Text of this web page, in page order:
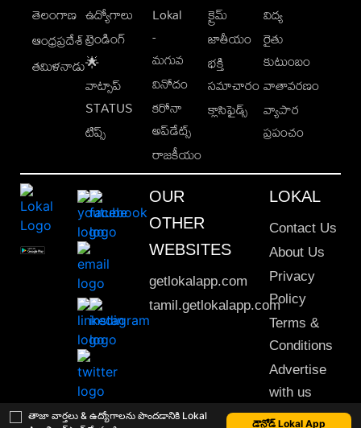
తాజా వార్తలు & ఉద్యోగాలను పొందడానికి Lokal
డౌన్లోడ్ Lokal App
తెలంగాణ
ఆంధ్రప్రదేశ్
తమిళనాడు
ఉద్యోగాలు
ట్రెండింగ్
🌟
వాట్సాప్
STATUS
టిప్స్
Lokal
-
మగువ
వినోదం
కరోనా
అప్‌డేట్స్
రాజకీయం
క్రైమ్
జాతీయం
భక్తి
సమాచారం
క్లాసిఫైడ్స్
విద్య
రైతు
కుటుంబం
వాతావరణం
వ్యాపార
ప్రపంచం
OUR
OTHER
WEBSITES
getlokalapp.com
tamil.getlokalapp.com
LOKAL
Contact Us
About Us
Privacy
Policy
Terms &
Conditions
Advertise
with us
Sitemap